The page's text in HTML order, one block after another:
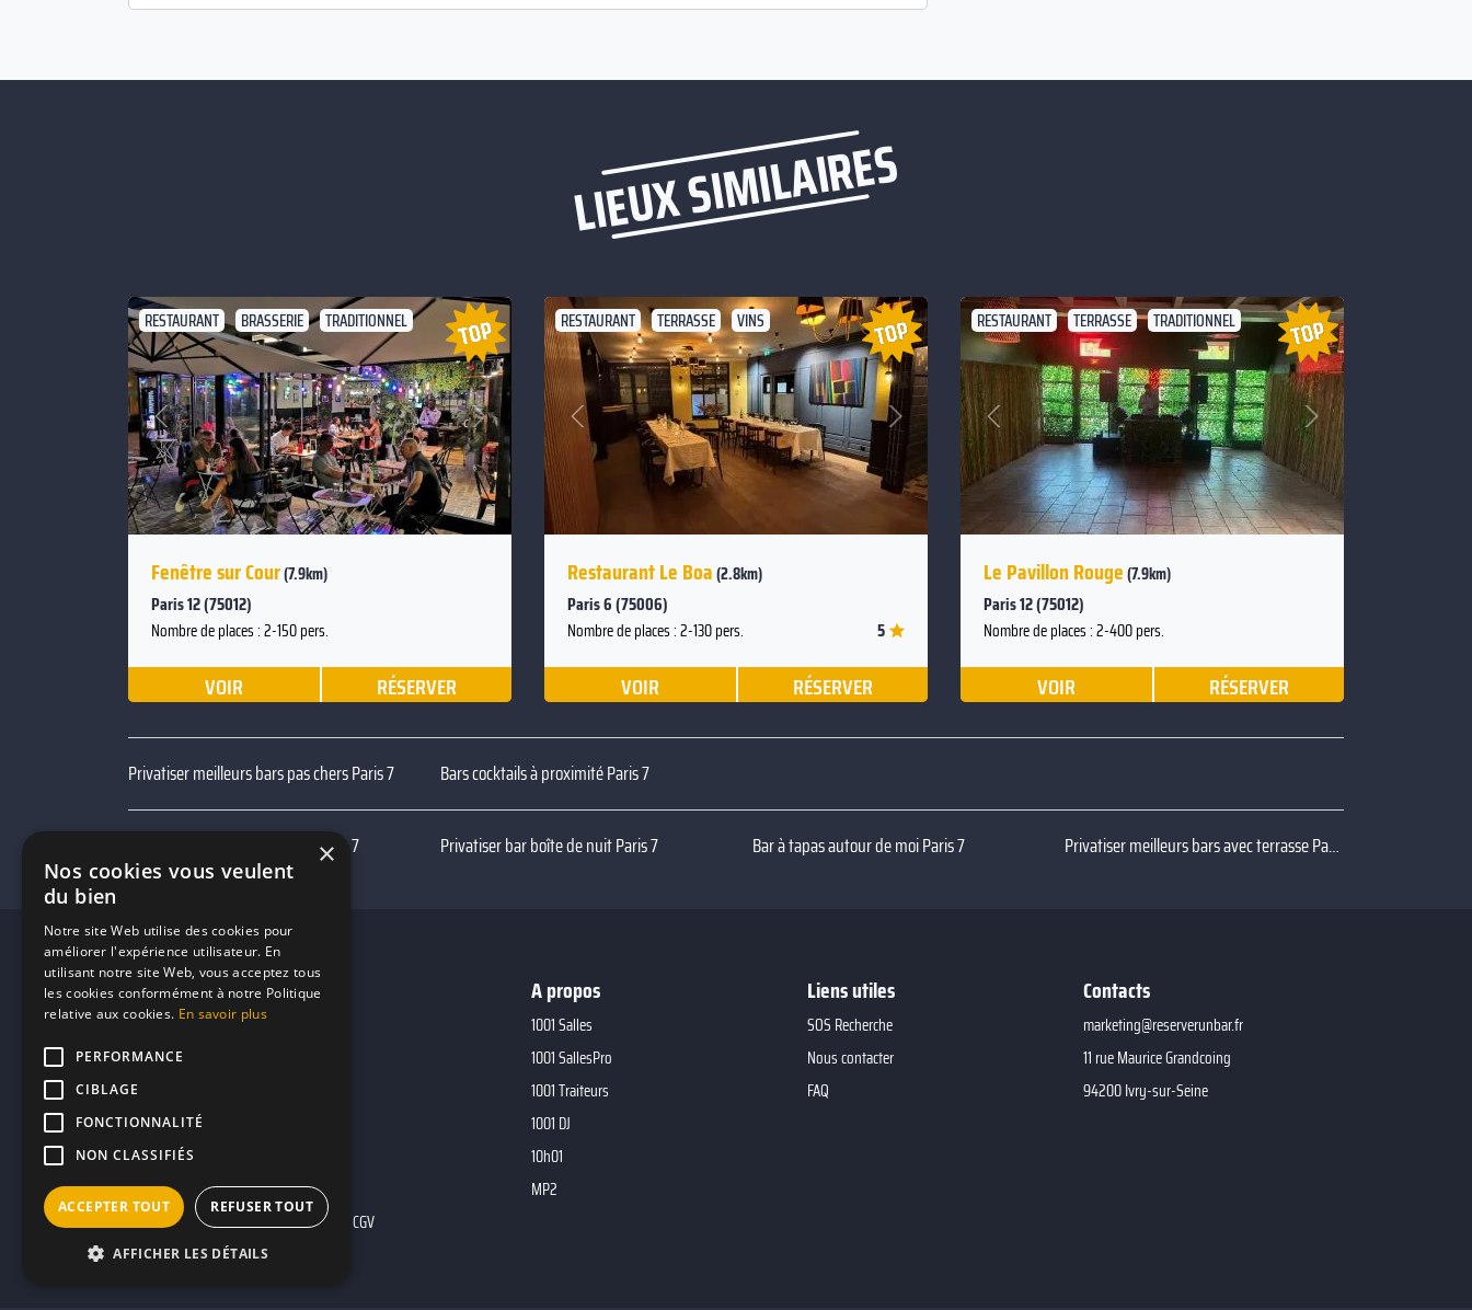
LIEUX SIMILAIRES
RESTAURANT BRASSERIE TRADITIONNEL
Précédent
Suivant
Fenêtre sur Cour(7.9km)
Paris 12 (75012)
Nombre de places : 2-150 pers.
VOIR RÉSERVER
RESTAURANT TERRASSE VINS
Précédent
Suivant
Restaurant Le Boa(2.8km)
Paris 6 (75006)
Nombre de places : 2-130 pers. 5
VOIR RÉSERVER
RESTAURANT TERRASSE TRADITIONNEL
Précédent
Suivant
Le Pavillon Rouge(7.9km)
Paris 12 (75012)
Nombre de places : 2-400 pers.
VOIR RÉSERVER
Privatiser meilleurs bars pas chers Paris 7 Bars cocktails à proximité Paris 7
Privatiser meilleurs bars foot Paris 7 Privatiser bar boîte de nuit Paris 7 Bar à tapas autour de moi Paris 7
Privatiser meilleurs bars avec terrasse Paris 7
Bar à vin autour de moi Paris 7
Mentions légales CGU CGV
A propos
1001 Salles
1001 SallesPro
1001 Traiteurs
1001 DJ
10h01
MP2
Liens utiles
SOS Recherche
Nous contacter
FAQ
Contacts
marketing@reserverunbar.fr
11 rue Maurice Grandcoing
94200 Ivry-sur-Seine
×
Nos cookies vous veulent
du bien
Notre site Web utilise des cookies pour
améliorer l'expérience utilisateur. En
utilisant notre site Web, vous acceptez tous
les cookies conformément à notre Politique
relative aux cookies. En savoir plus
PERFORMANCE
CIBLAGE
FONCTIONNALITÉ
NON CLASSIFIÉS
ACCEPTER TOUT REFUSER TOUT
AFFICHER LES DÉTAILS